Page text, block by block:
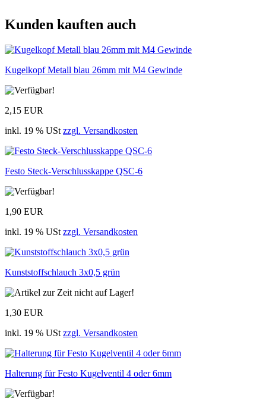
Kunden kauften auch
Kugelkopf Metall blau 26mm mit M4 Gewinde
2,15 EUR
inkl. 19 % USt zzgl. Versandkosten
Festo Steck-Verschlusskappe QSC-6
1,90 EUR
inkl. 19 % USt zzgl. Versandkosten
Kunststoffschlauch 3x0,5 grün
1,30 EUR
inkl. 19 % USt zzgl. Versandkosten
Halterung für Festo Kugelventil 4 oder 6mm